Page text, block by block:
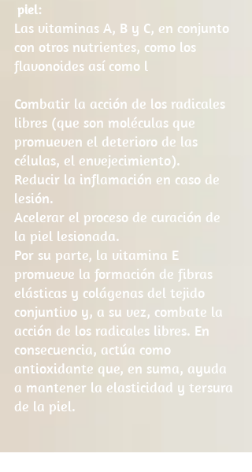
piel:
Las vitaminas A, B y C, en conjunto
con otros nutrientes, como los
flavonoides así como l
Combatir la acción de los radicales
libres (que son moléculas que
promueven el deterioro de las
células, el envejecimiento).
Reducir la inflamación en caso de
lesión.
Acelerar el proceso de curación de
la piel lesionada.
Por su parte, la vitamina E
promueve la formación de fibras
elásticas y colágenas del tejido
conjuntivo y, a su vez, combate la
acción de los radicales libres. En
consecuencia, actúa como
antioxidante que, en suma, ayuda
a mantener la elasticidad y tersura
de la piel.